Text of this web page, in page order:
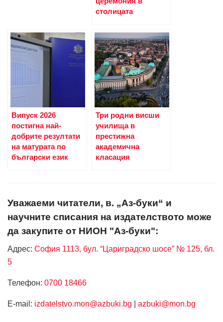
столицата
Випуск 2026
постигна най-
добрите резултати
на матурата по
български език
Три родни висши
училища в
престижна
академична
класация
Уважаеми читатели, в. „Аз-буки“ и
научните списания на издателството може
да закупите от НИОН "Аз-буки":
Адрес: София 1113, бул. “Цариградско шосе” № 125, бл.
5
Телефон: 0700 18466
Е-mail: izdatelstvo.mon@azbuki.bg azbuki@mon.bg